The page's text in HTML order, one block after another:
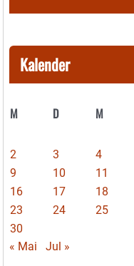
Kalender
M D M
2
3 4
9
10 11
16
17 18
23
24 25
30
« Mai
Jul »